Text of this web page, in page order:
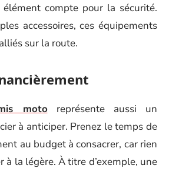
compte pour la sécurité.
accessoires, ces équipements
sur la route.
moto représente aussi un
à anticiper. Prenez le temps de
au budget à consacrer, car rien
à la légère. À titre d’exemple, une